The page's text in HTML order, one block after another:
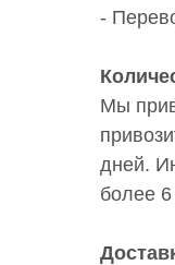
-
Мы
дней.
более